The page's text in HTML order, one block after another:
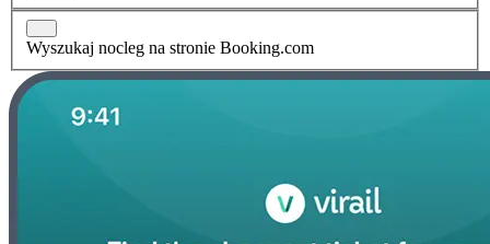
Wyszukaj nocleg na stronie Booking.com